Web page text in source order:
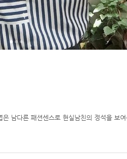
남다른 패션센스로 현실남친의 정석을 보